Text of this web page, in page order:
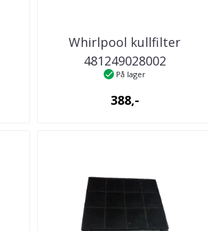
Whirlpool kullfilter
481249028002
kjøkkenventilator
På lager
388,-